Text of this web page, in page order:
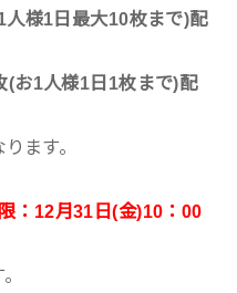
様1日最大10枚まで)配
(お1人様1日1枚まで)配
ます。
：12月31日(金)10：00